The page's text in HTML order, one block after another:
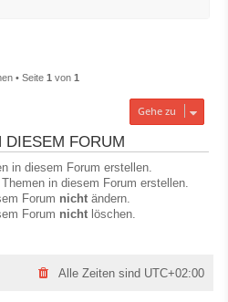
• Seite 1 von 1
Gehe zu
DIESEM FORUM
in diesem Forum erstellen.
in diesem Forum erstellen.
Forum nicht ändern.
Forum nicht löschen.
Alle Zeiten sind UTC+02:00